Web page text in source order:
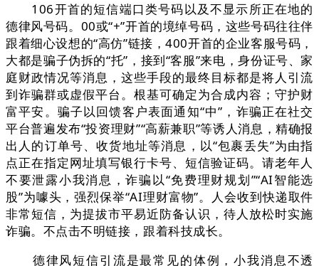
106开首的短信端口类号码以及不显示所正在地的
德律风号码。00或“+”开首的境绰号码，这些号码往往伴
跟着细心设想的“高仿”链接，400开首的企业客服号码，
大都是骗子伪拆的“托”，接到“客服”来电，身份证号、家
庭财政情况等消息，这些手段的最终目标都是将人引流
到诈骗群或虚假平台。根基可确定为合成内容；守护财
富平安。骗子以回馈客户表面通知“中”，诈骗正在社交
平台普遍发布“投资理财”“高薪兼职”等诱人消息，精确报
出人的订单号、收货地址等消息，以“包裹丢失”为由指
点正在指定网址填写银行卡号、短信验证码。请老年人
不要泄露小我消息，诈骗以“免费理财规划”“AI智能选
股”为噱头，强烈保举“AI理财富物”。人会收到快递取件
非常短信，为提拔市平易近防备认识，待人放松时实施
诈骗。不点击不明链接，跟着科技成长。
德律风短信引流是最常见的体例，小我消息不透